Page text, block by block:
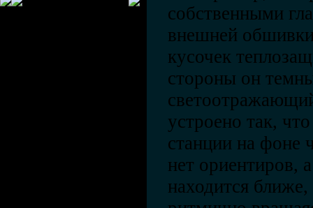
собственными
внешней обшивки
кусочек
стороны он
устроено так,
станции на фоне
нет ориентиров,
находится